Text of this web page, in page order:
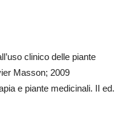
clinico delle piante
Masson; 2009
e piante medicinali. II ed.